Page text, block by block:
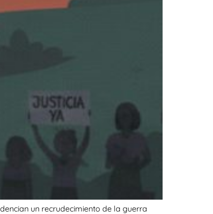
un recrudecimiento de la guerra